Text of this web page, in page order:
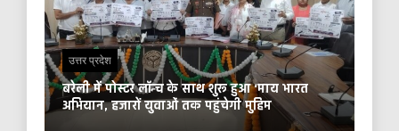
उत्तर प्रदेश
बरेली में पोस्टर लॉन्च के साथ शुरू हुआ ‘माय भारत
अभियान, हजारों युवाओं तक पहुंचेगी मुहिम